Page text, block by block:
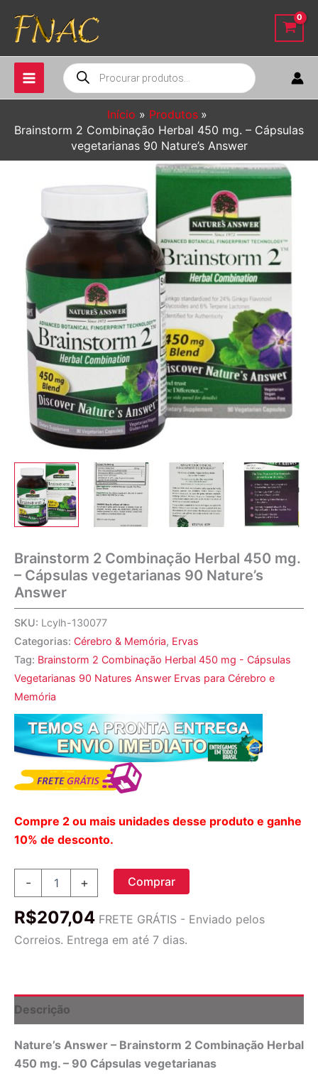
para
conteúdo
Pesquisar
produtos
Início
Produtos
Brainstorm 2 Combinação Herbal 450 mg. – Cápsulas
vegetarianas 90 Nature’s Answer
Brainstorm 2 Combinação Herbal 450 mg.
– Cápsulas vegetarianas 90 Nature’s
Answer
SKU: Lcylh-130077
Categorias: Cérebro & Memória, Ervas
Tag: Brainstorm 2 Combinação Herbal 450 mg - Cápsulas
Vegetarianas 90 Natures Answer Ervas para Cérebro e
Memória
Compre 2 ou mais unidades desse produto e ganhe
10% de desconto.
-
Herbal
mg.
90
Nature's
quantidade
+ Comprar
R$207,04 FRETE GRÁTIS - Enviado pelos
Correios. Entrega em até 7 dias.
Descrição
Nature’s Answer – Brainstorm 2 Combinação Herbal
450 mg. – 90 Cápsulas vegetarianas